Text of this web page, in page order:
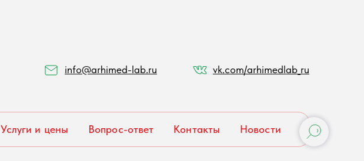
info@arhimed-lab.ru vk.com/arhimedlab_ru
Услуги и цены Вопрос-ответ Контакты Новости